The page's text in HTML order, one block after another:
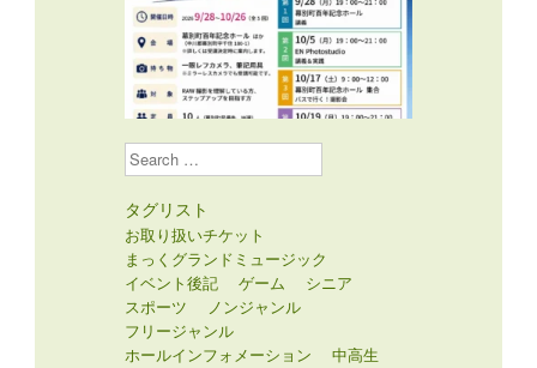
Search
タグリスト
お取り扱いチケット
まっくグランドミュージック
イベント後記
ゲーム
シニア
スポーツ
ノンジャンル
フリージャンル
ホールインフォメーション
中高生